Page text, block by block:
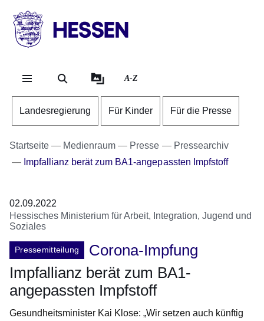
HESSEN
Landesregierung
A-Z
Landesregierung Für Kinder Für die Presse
Startseite Medienraum Presse
Pressearchiv
Impfallianz berät zum BA1-angepassten Impfstoff
02.09.2022
Hessisches Ministerium für Arbeit, Integration, Jugend und
Soziales
Pressemitteilung
Corona-Impfung
Impfallianz berät zum BA1-
angepassten Impfstoff
Gesundheitsminister Kai Klose: „Wir setzen auch künftig